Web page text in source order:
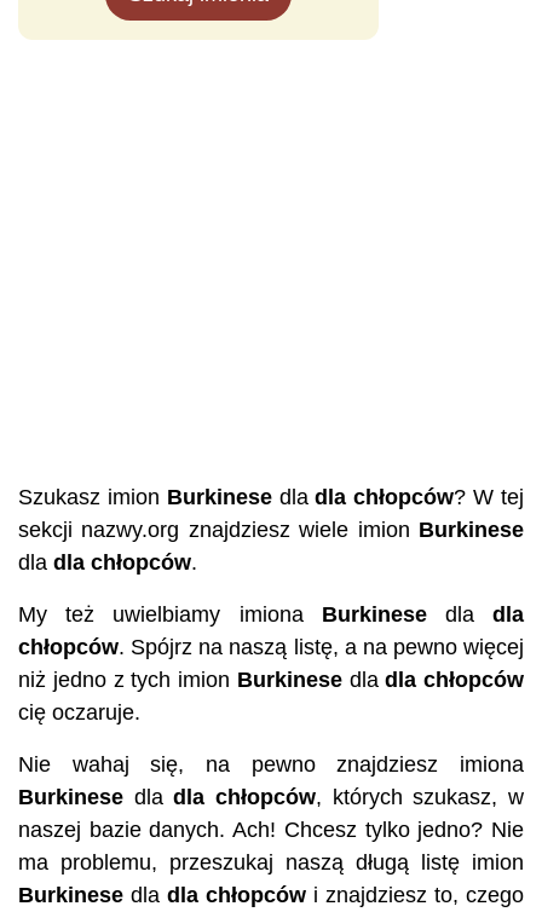
Szukasz imion Burkinesedladla chłopców? W tej
sekcji nazwy.org znajdziesz wiele imion Burkinese
dla dla chłopców.
My też uwielbiamy imiona Burkinesedladla
chłopców. Spójrz na naszą listę, a na pewno więcej
niż jedno z tych imion Burkinesedladla chłopców
cię oczaruje.
Nie wahaj się, na pewno znajdziesz imiona
Burkinese dladla chłopców, których szukasz, w
naszej bazie danych. Ach! Chcesz tylko jedno? Nie
ma problemu, przeszukaj naszą długą listę imion
Burkinese dla dla chłopców i znajdziesz to, czego